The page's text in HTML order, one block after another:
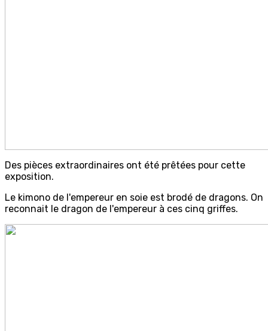
Des pièces extraordinaires ont été prêtées pour cette
exposition.
Le kimono de l'empereur en soie est brodé de dragons. On
reconnait le dragon de l'empereur à ces cinq griffes.